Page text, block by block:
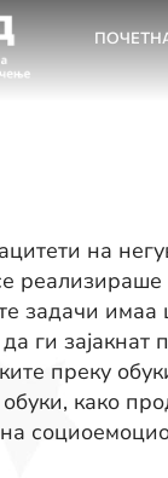
на
задачи имаа
ги
преку
како